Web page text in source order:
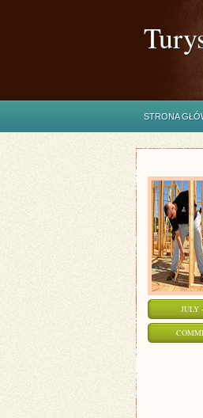
STRONA
JULY